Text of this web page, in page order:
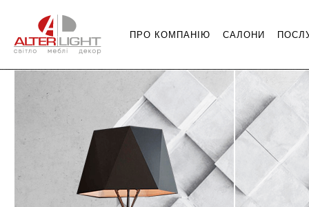
ПРО КОМПАНІЮ САЛОНИ